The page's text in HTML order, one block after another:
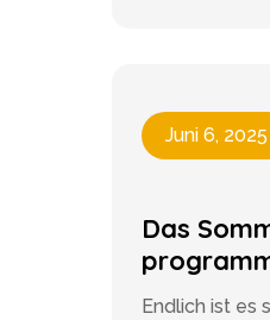
Juni 6, 2025
Das
Endlich ist es